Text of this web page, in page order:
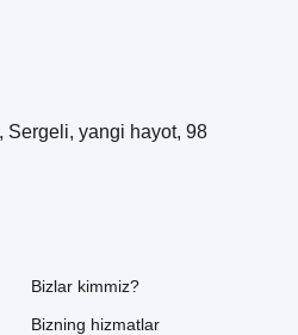
Sergeli, yangi hayot, 98
Bizlar kimmiz?
Bizning hizmatlar